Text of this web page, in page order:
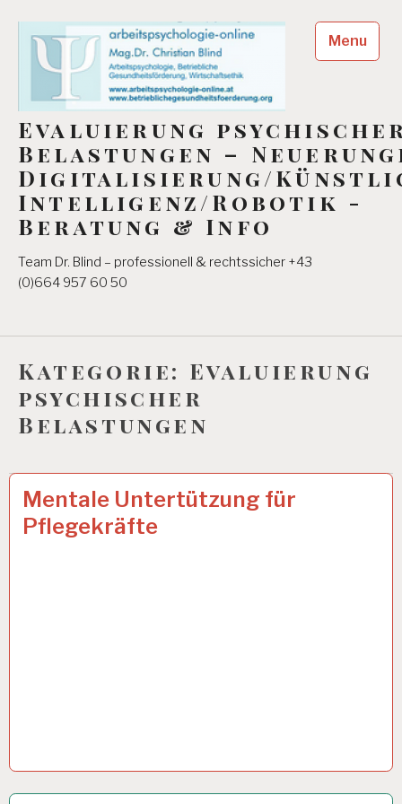
content
Evaluierung
Belastungen –
Digitalisierung/
Intelligenz/Robotik -
Beratung & Info
Team Dr. Blind – professionell & rechtssicher +43
(0)664 957 60 50
Menu
Kategorie: Evaluierung
psychischer
Belastungen
12-
STUNDEN-
ARBEITSTAG…
Mentale Untertützung für
Pflegekräfte
17 FEB. 2025